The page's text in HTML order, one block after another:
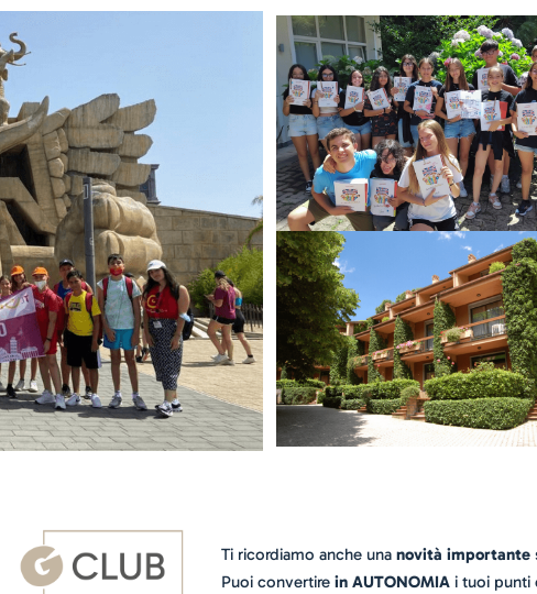
Ti ricordiamo anche una novità importante
Puoi convertire in AUTONOMIAi tuoi punti